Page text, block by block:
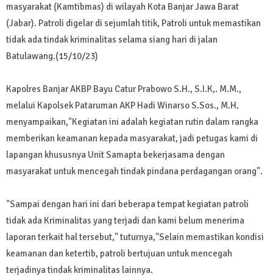
masyarakat (Kamtibmas) di wilayah Kota Banjar Jawa Barat
(Jabar). Patroli digelar di sejumlah titik, Patroli untuk memastikan
tidak ada tindak kriminalitas selama siang hari di jalan
Batulawang.(15/10/23)
Kapolres Banjar AKBP Bayu Catur Prabowo S.H., S.I.K,. M.M.,
melalui Kapolsek Pataruman AKP Hadi Winarso S.Sos., M.H.
menyampaikan,"Kegiatan ini adalah kegiatan rutin dalam rangka
memberikan keamanan kepada masyarakat, jadi petugas kami di
lapangan khususnya Unit Samapta bekerjasama dengan
masyarakat untuk mencegah tindak pindana perdagangan orang".
"Sampai dengan hari ini dari beberapa tempat kegiatan patroli
tidak ada Kriminalitas yang terjadi dan kami belum menerima
laporan terkait hal tersebut," tuturnya,"Selain memastikan kondisi
keamanan dan ketertib, patroli bertujuan untuk mencegah
terjadinya tindak kriminalitas lainnya.